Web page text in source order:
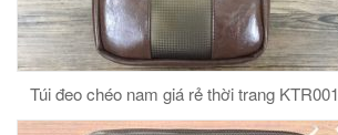
Túi đeo chéo nam giá rẻ thời trang KTR001